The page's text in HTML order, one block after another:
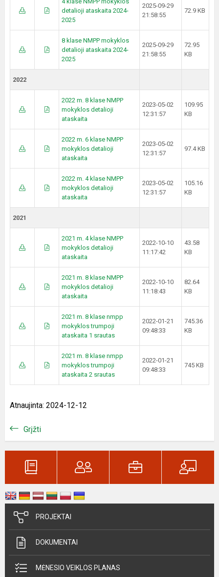
detalioji ataskaita 2024-
2025
2025-09-29
21:58:55
72.9 KB
8 klase NMPP mokyklos
detalioji ataskaita 2024-
2025
2025-09-29
21:58:55
72.95
KB
2022
2022 m. 8 klase NMPP
mokyklos detalioji
ataskaita
2023-05-02
12:31:57
109.95
KB
2022 m. 6 klase NMPP
mokyklos detalioji
ataskaita
2023-05-02
12:31:57
97.4 KB
2022 m. 4 klase NMPP
mokyklos detalioji
ataskaita
2023-05-02
12:31:57
105.16
KB
2021
2021 m. 4 klase NMPP
mokyklos detalioji
ataskaita
2022-10-10
11:17:42
43.58
KB
2021 m. 8 klase NMPP
mokyklos detalioji
ataskaita
2022-10-10
11:18:43
82.64
KB
2021 m. 8 klase nmpp
mokyklos trumpoji
ataskaita 1 srautas
2022-01-21
09:48:33
745.36
KB
2021 m. 8 klase nmpp
mokyklos trumpoji
ataskaita 2 srautas
2022-01-21
09:48:33
745 KB
Atnaujinta: 2024-12-12
Grįžti
PROJEKTAI
DOKUMENTAI
MĖNESIO VEIKLOS PLANAS